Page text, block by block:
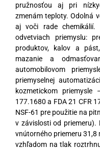
pružnosťou aj pri
zmenám teploty. Odolná
aj voči rade chemikálií.
odvetviach priemyslu:
produktov, kalov a
mazanie a
automobilovom
priemyselnej
kozmetickom
177.1680 a FDA 21 CFR
NSF-61 pre použitie na
v závislosti od priemeru).
vnútorného priemeru 31,8
vzhľadom na tlak